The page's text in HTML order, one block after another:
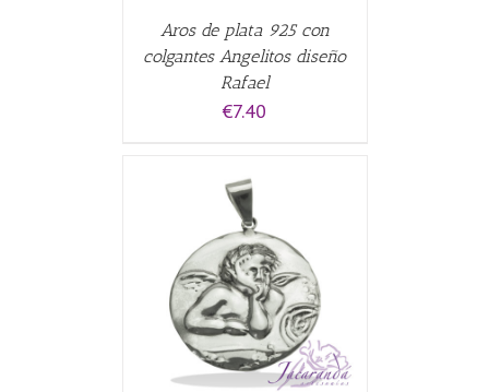
Aros de plata 925 con
colgantes Angelitos diseño
Rafael
€7.40